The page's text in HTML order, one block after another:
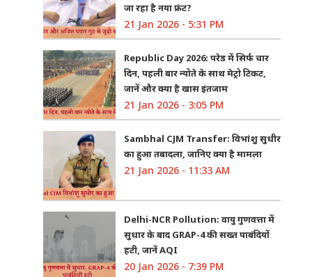
जा रहा है नया फ्रंट?
21 Jan 2026 - 5:31 PM
Republic Day 2026: परेड में सिर्फ चार
दिन, पहली बार न्योते के साथ मेट्रो टिकट,
जानें और क्या है खास इंतजाम
21 Jan 2026 - 3:05 PM
Sambhal CJM Transfer: विभांशु सुधीर
का हुआ तबादला, जानिए क्या है मामला
21 Jan 2026 - 11:33 AM
Delhi-NCR Pollution: वायु गुणवत्ता में
सुधार के बाद GRAP-4 की सख्त पाबंदियों
हटी, जानें AQI
20 Jan 2026 - 7:39 PM